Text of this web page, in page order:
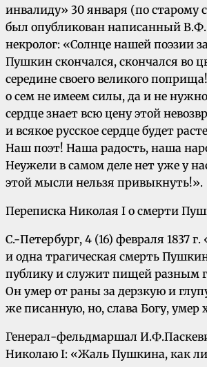
инвалиду» 30 января (по старому
был опубликован написанный
некролог: «Солнце нашей поэзии
Пушкин скончался, скончался во
середине своего великого
о сем не имеем силы, да и не
сердце знает всю цену этой
и всякое русское сердце будет
Наш поэт! Наша радость, наша
Неужели в самом деле нет уже у
этой мысли нельзя привыкнуть!».
Переписка Николая I о смерти
С.-Петербург, 4 (16) февраля 1837 г.
и одна трагическая смерть
публику и служит пищей разным
Он умер от раны за дерзкую и
же писанную, но, слава Богу, умер
Генерал-фельдмаршал
Николаю I: «Жаль Пушкина, как